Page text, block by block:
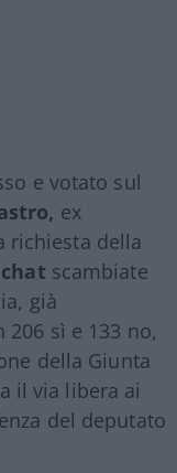
e votato sul
ex
richiesta della
scambiate
già
206 sì e 133 no,
della Giunta
il via libera ai
del deputato